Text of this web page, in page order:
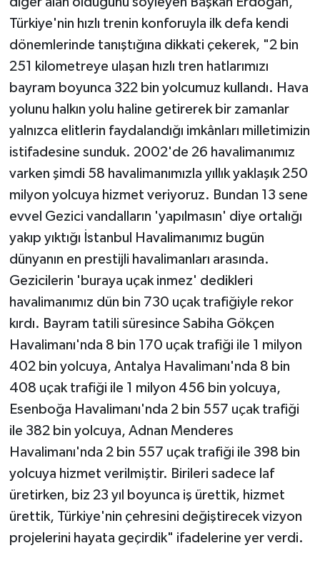
Türkiye'nin hızlı trenin konforuyla ilk defa kendi
dönemlerinde tanıştığına dikkati çekerek, "2 bin
251 kilometreye ulaşan hızlı tren hatlarımızı
bayram boyunca 322 bin yolcumuz kullandı. Hava
yolunu halkın yolu haline getirerek bir zamanlar
yalnızca elitlerin faydalandığı imkânları milletimizin
istifadesine sunduk. 2002'de 26 havalimanımız
varken şimdi 58 havalimanımızla yıllık yaklaşık 250
milyon yolcuya hizmet veriyoruz. Bundan 13 sene
evvel Gezici vandalların 'yapılmasın' diye ortalığı
yakıp yıktığı İstanbul Havalimanımız bugün
dünyanın en prestijli havalimanları arasında.
Gezicilerin 'buraya uçak inmez' dedikleri
havalimanımız dün bin 730 uçak trafiğiyle rekor
kırdı. Bayram tatili süresince Sabiha Gökçen
Havalimanı'nda 8 bin 170 uçak trafiği ile 1 milyon
402 bin yolcuya, Antalya Havalimanı'nda 8 bin
408 uçak trafiği ile 1 milyon 456 bin yolcuya,
Esenboğa Havalimanı'nda 2 bin 557 uçak trafiği
ile 382 bin yolcuya, Adnan Menderes
Havalimanı'nda 2 bin 557 uçak trafiği ile 398 bin
yolcuya hizmet verilmiştir. Birileri sadece laf
üretirken, biz 23 yıl boyunca iş ürettik, hizmet
ürettik, Türkiye'nin çehresini değiştirecek vizyon
projelerini hayata geçirdik" ifadelerine yer verdi.